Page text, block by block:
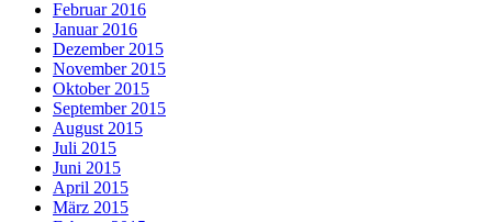
Februar 2016
Januar 2016
Dezember 2015
November 2015
Oktober 2015
September 2015
August 2015
Juli 2015
Juni 2015
April 2015
März 2015